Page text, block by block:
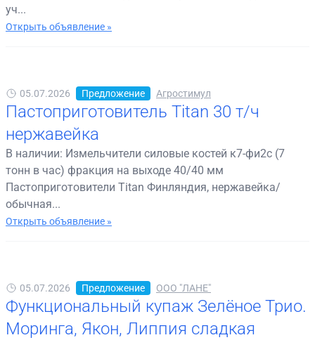
уч...
Открыть объявление »
05.07.2026 Предложение Агростимул
Пастоприготовитель Titan 30 т/ч
нержавейка
В наличии: Измельчители силовые костей к7-фи2с (7
тонн в час) фракция на выходе 40/40 мм
Пастоприготовители Titan Финляндия, нержавейка/
обычная...
Открыть объявление »
05.07.2026 Предложение ООО "ЛАНЕ"
Функциональный купаж Зелёное Трио.
Моринга, Якон, Липпия сладкая